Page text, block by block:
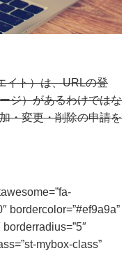
イト）は、URLの登
ジ）があるわけではな
・変更・削除の申請を
bordercolor=”#ef9a9a”
borderradius=”5″
mybox-class”